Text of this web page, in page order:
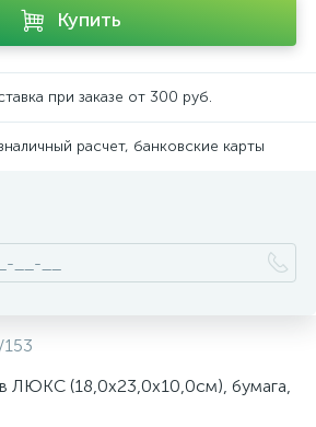
Купить
при заказе от 300 руб.
расчет, банковские карты
ЛЮКС (18,0x23,0x10,0см), бумага,